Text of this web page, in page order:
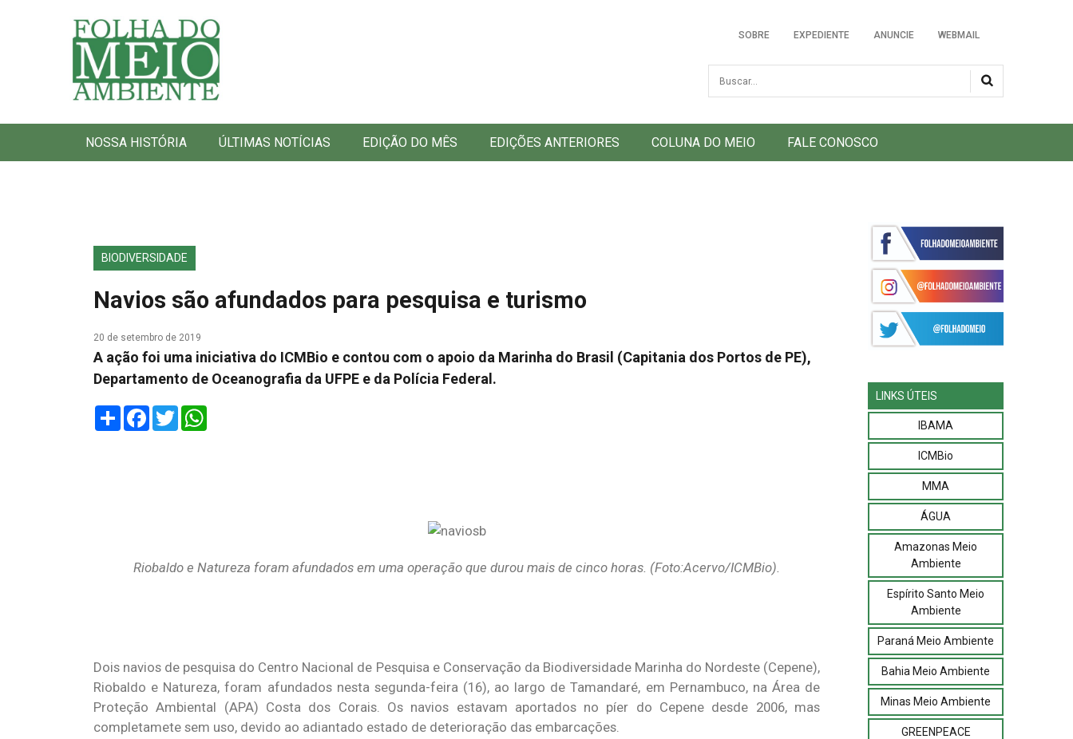
Folha do Meio Ambiente
SOBRE EXPEDIENTE ANUNCIE WEBMAIL
Busca
NOSSA HISTÓRIA ÚLTIMAS NOTÍCIAS EDIÇÃO DO MÊS EDIÇÕES ANTERIORES COLUNA DO MEIO FALE CONOSCO
BIODIVERSIDADE
Navios são afundados para pesquisa e turismo
20 de setembro de 2019
A ação foi uma iniciativa do ICMBio e contou com o apoio da Marinha do Brasil (Capitania dos Portos de PE),
Departamento de Oceanografia da UFPE e da Polícia Federal.
ShareFacebook
Twitter
Riobaldo e Natureza foram afundados em uma operação que durou mais de cinco horas. (Foto:Acervo/ICMBio).
Dois navios de pesquisa do Centro Nacional de Pesquisa e Conservação da Biodiversidade Marinha do Nordeste (Cepene),
Riobaldo e Natureza, foram afundados nesta segunda-feira (16), ao largo de Tamandaré, em Pernambuco, na Área de
Proteção Ambiental (APA) Costa dos Corais. Os navios estavam aportados no píer do Cepene desde 2006, mas
completamete sem uso, devido ao adiantado estado de deterioração das embarcações.
LINKS ÚTEIS
IBAMA
ICMBio
MMA
ÁGUA
Amazonas Meio
Ambiente
Espírito Santo Meio
Ambiente
Paraná Meio Ambiente
Bahia Meio Ambiente
Minas Meio Ambiente
GREENPEACE